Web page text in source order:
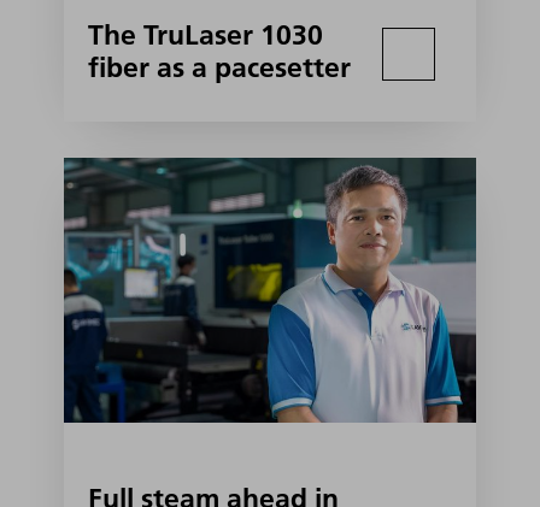
The TruLaser 1030
fiber as a pacesetter
Full steam ahead in